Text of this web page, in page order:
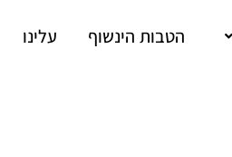
הטבות הינשוף עלינו